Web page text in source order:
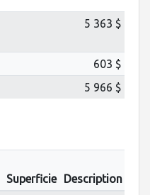
5 363 $
603 $
5 966 $
Superficie
Description